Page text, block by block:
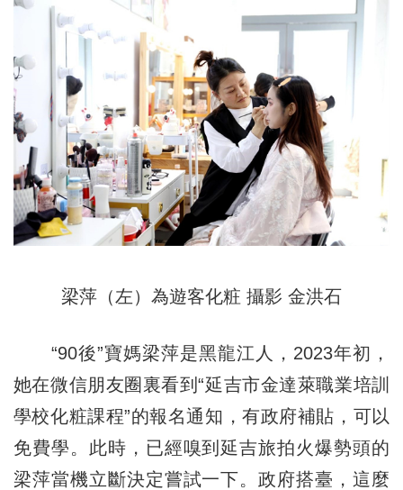
梁萍（左）為遊客化粧 攝影 金洪石
“90後”寶媽梁萍是黑龍江人，2023年初，
她在微信朋友圈裏看到“延吉市金達萊職業培訓
學校化粧課程”的報名通知，有政府補貼，可以
免費學。此時，已經嗅到延吉旅拍火爆勢頭的
梁萍當機立斷決定嘗試一下。政府搭臺，這麼